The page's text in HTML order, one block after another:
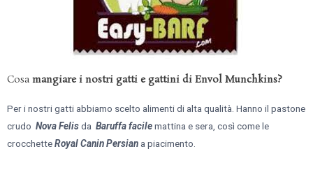
Cosa mangiare i nostri gatti e gattini di Envol Munchkins?
Per i nostri gatti abbiamo scelto alimenti di alta qualità. Hanno il pastone
crudo Nova Felisda Baruffa facilemattina e sera, così come le
crocchetteRoyal Canin Persian a piacimento.